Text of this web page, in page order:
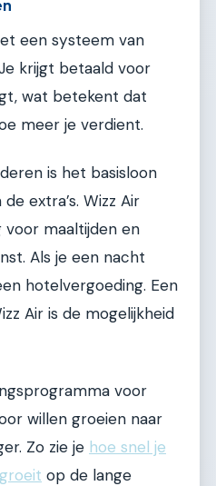
een systeem van
krijgt betaald voor
wat betekent dat
meer je verdient.
is het basisloon
extra’s. Wizz Air
maaltijden en
Als je een nacht
hotelvergoeding. Een
Air is de mogelijkheid
voor
willen groeien naar
Zo zie je hoe snel je
op de lange